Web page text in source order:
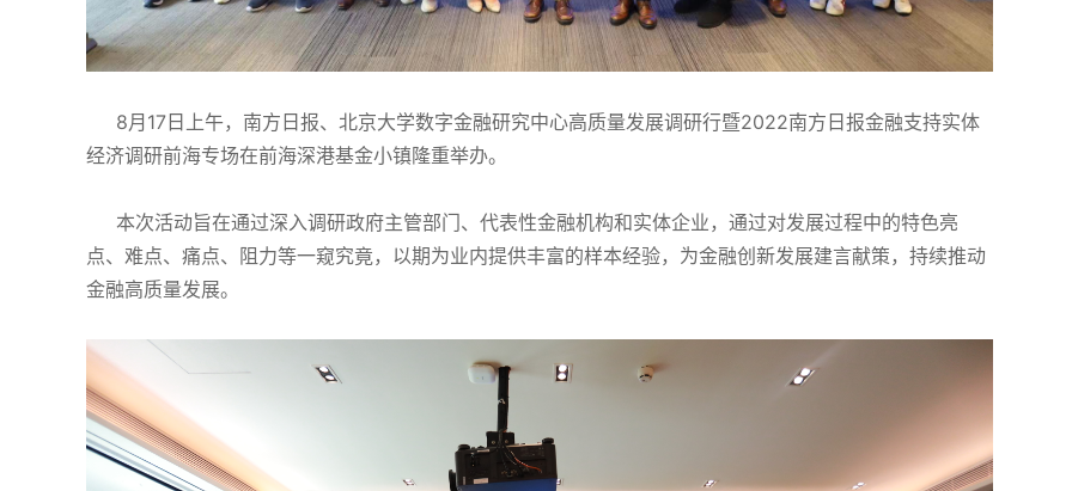
8月17日上午，南方日报、北京大学数字金融研究中心高质量发展调研行暨2022南方日报金融支持实体
经济调研前海专场在前海深港基金小镇隆重举办。
本次活动旨在通过深入调研政府主管部门、代表性金融机构和实体企业，通过对发展过程中的特色亮
点、难点、痛点、阻力等一窥究竟，以期为业内提供丰富的样本经验，为金融创新发展建言献策，持续推动
金融高质量发展。